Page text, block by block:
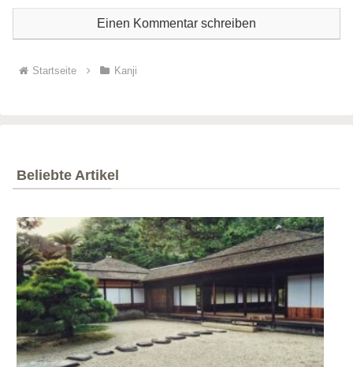
Einen Kommentar schreiben
Startseite Kanji
Beliebte Artikel